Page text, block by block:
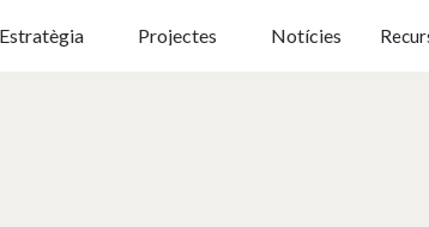
Estratègia Projectes Notícies